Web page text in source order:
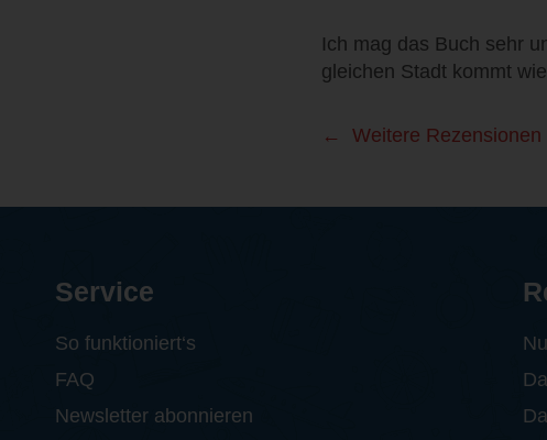
Ich mag das Buch sehr
gleichen Stadt kommt
Weitere Rezensionen
Service
So funktioniert‘s
FAQ
Newsletter abonnieren